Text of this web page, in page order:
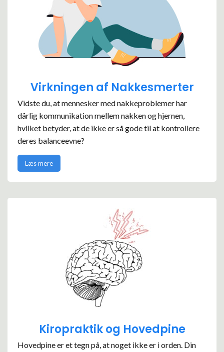
Virkningen af Nakkesmerter
Vidste du, at mennesker med nakkeproblemer har
dårlig kommunikation mellem nakken og hjernen,
hvilket betyder, at de ikke er så gode til at kontrollere
deres balanceevne?
Læs mere
Kiropraktik og Hovedpine
Hovedpine er et tegn på, at noget ikke er i orden. Din